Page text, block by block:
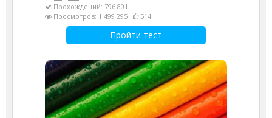
Прохождений: 796 801
Просмотров: 1 499 295
514
Пройти тест